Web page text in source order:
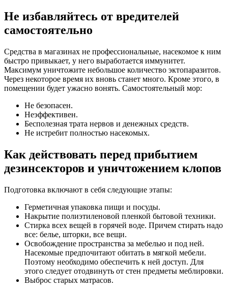
Не избавляйтесь от вредителей
самостоятельно
Средства в магазинах не профессиональные, насекомое к ним
быстро привыкает, у него выработается иммунитет.
Максимум уничтожите небольшое количество эктопаразитов.
Через некоторое время их вновь станет много. Кроме этого, в
помещении будет ужасно вонять. Самостоятельный мор:
Не безопасен.
Неэффективен.
Бесполезная трата нервов и денежных средств.
Не истребит полностью насекомых.
Как действовать перед прибытием
дезинсекторов и уничтожением клопов
Подготовка включают в себя следующие этапы:
Герметичная упаковка пищи и посуды.
Накрытие полиэтиленовой пленкой бытовой техники.
Стирка всех вещей в горячей воде. Причем стирать надо
все: белье, шторки, все вещи.
Освобождение пространства за мебелью и под ней.
Насекомые предпочитают обитать в мягкой мебели.
Поэтому необходимо обеспечить к ней доступ. Для
этого следует отодвинуть от стен предметы меблировки.
Выброс старых матрасов.